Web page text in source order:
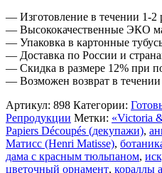
— Изготовление в течении 1-2
— Высококачественные ЭКО
— Упаковка в картонные
— Доставка по России и
— Скидка в размере 12% при
— Возможен возврат в течении
Артикул: 898 Категории:
Репродукции Метки: «Victoria
Papiers Découpés (декупажи),
Матисс (Henri Matisse),
дама с красным тюльпаном,
цветочный орнамент, кораллы